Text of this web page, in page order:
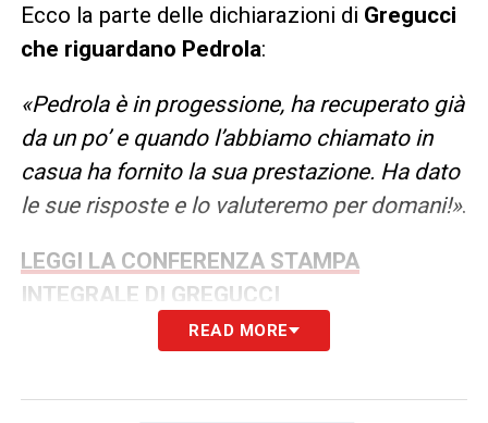
Ecco la parte delle dichiarazioni di Gregucci
che riguardano Pedrola:
«Pedrola è in progessione, ha recuperato già
da un po’ e quando l’abbiamo chiamato in
casua ha fornito la sua prestazione. Ha dato
le sue risposte e lo valuteremo per domani!».
LEGGI LA CONFERENZA STAMPA
INTEGRALE DI GREGUCCI
READ MORE